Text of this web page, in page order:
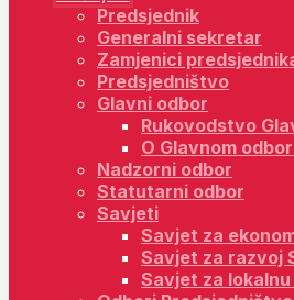
Predsjednik
Generalni sekretar
Zamjenici
Predsjedništvo
Glavni odbor
Rukovodstvo
O Glavnom
Nadzorni odbor
Statutarni odbor
Savjeti
Savjet za
Savjet za razvoj
Savjet za